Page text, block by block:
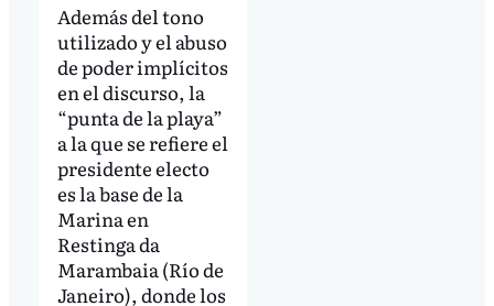
Además del tono
utilizado y el abuso
de poder implícitos
en el discurso, la
“punta de la playa”
a la que se refiere el
presidente electo
es la base de la
Marina en
Restinga da
Marambaia (Río de
Janeiro), donde los